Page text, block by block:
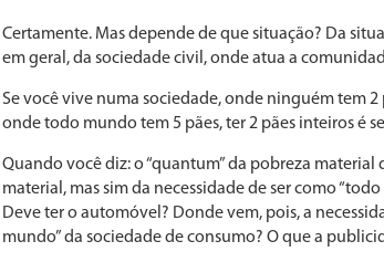
Certamente. Mas depende de que situação? Da
em geral, da sociedade civil, onde atua a
Se você vive numa sociedade, onde ninguém tem
onde todo mundo tem 5 pães, ter 2 pães in­teiros é
Quando você diz: o “quantum” da pobreza
material, mas sim da necessidade de ser como
Deve ter o automóvel? Donde vem, pois, a
mundo” da socieda­de de consumo? O que a